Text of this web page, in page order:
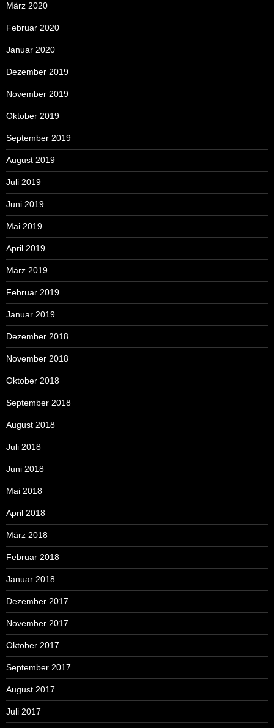
März 2020
Februar 2020
Januar 2020
Dezember 2019
November 2019
Oktober 2019
September 2019
August 2019
Juli 2019
Juni 2019
Mai 2019
April 2019
März 2019
Februar 2019
Januar 2019
Dezember 2018
November 2018
Oktober 2018
September 2018
August 2018
Juli 2018
Juni 2018
Mai 2018
April 2018
März 2018
Februar 2018
Januar 2018
Dezember 2017
November 2017
Oktober 2017
September 2017
August 2017
Juli 2017